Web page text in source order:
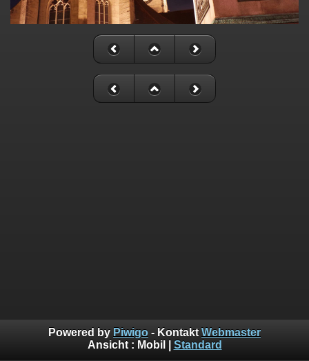
Powered by Piwigo - Kontakt Webmaster
Ansicht : Mobil Standard